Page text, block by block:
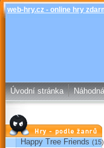
web-hry.cz - online hry
Úvodní stránka
Hry podle žánrů
Happy Tree Friends (15)